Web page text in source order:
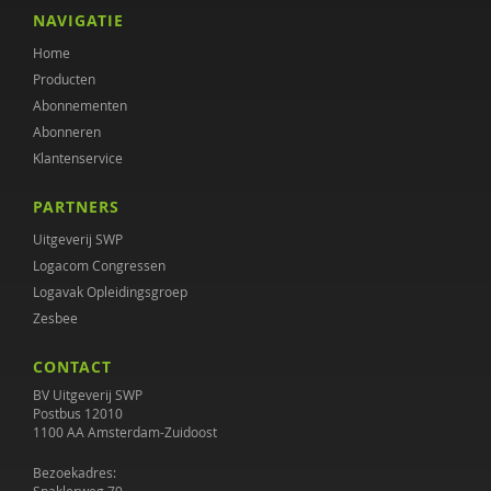
D.P.G. van den Berg
Jessy Berkvens
Monique Beurskens
Gabriël van Beusekom
Alice de Boer
Nienke Boesveldt
Frank Bogman
Maaike Bolhuis
Nynke Boonstra
NAVIGATIE
Home
Producten
Abonnementen
Abonneren
Klantenservice
PARTNERS
Uitgeverij SWP
Logacom Congressen
Logavak Opleidingsgroep
Zesbee
CONTACT
BV Uitgeverij SWP
Postbus 12010
1100 AA Amsterdam-Zuidoost
Bezoekadres: